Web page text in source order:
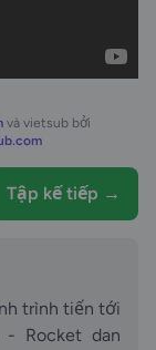
và vietsub bởi
Tập kế tiếp →
trình tiến tới
- Rocket dan